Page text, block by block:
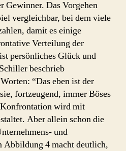
Gewinner. Das Vorgehen
vergleichbar, bei dem viele
damit es einige
Verteilung der
persönliches Glück und
beschrieb
“Das eben ist der
fortzeugend, immer Böses
wird mit
Aber allein schon die
und
Abbildung 4 macht deutlich,